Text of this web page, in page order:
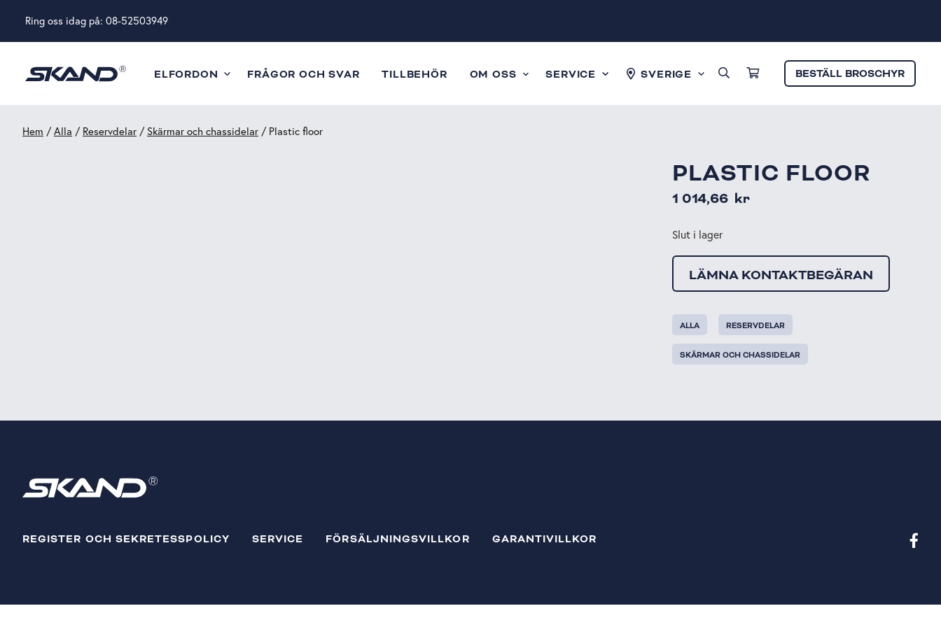
Ring oss idag på: 08-52503949
ELFORDON FRÅGOR OCH SVAR TILLBEHÖR OM OSS SERVICE SVERIGE BESTÄLL BROSCHYR
Hem /Alla / Reservdelar / Skärmar och chassidelar / Plastic floor
PLASTIC FLOOR
1 014,66 kr
Slut i lager
LÄMNA KONTAKTBEGÄRAN
ALLA RESERVDELAR
SKÄRMAR OCH CHASSIDELAR
REGISTER OCH SEKRETESSPOLICY SERVICE FÖRSÄLJNINGSVILLKOR GARANTIVILLKOR